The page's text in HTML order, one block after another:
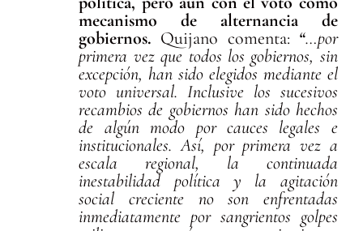
mecanismo de alternancia de
gobiernos. Quijano comenta: “…por
primera vez que todos los gobiernos, sin
excepción, han sido elegidos mediante el
voto universal. Inclusive los sucesivos
recambios de gobiernos han sido hechos
de algún modo por cauces legales e
institucionales. Así, por primera vez a
escala regional, la continuada
inestabilidad política y la agitación
social creciente no son enfrentadas
inmediatamente por sangrientos golpes